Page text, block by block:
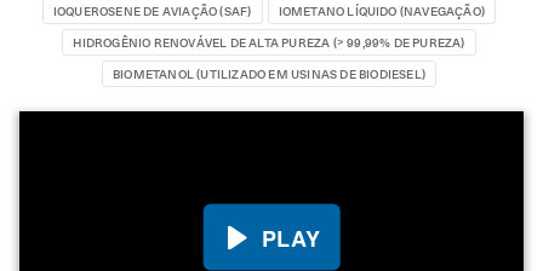
IOQUEROSENE DE AVIAÇÃO (SAF)
IOMETANO LÍQUIDO (NAVEGAÇÃO)
HIDROGÊNIO RENOVÁVEL DE ALTA PUREZA (> 99,99% DE PUREZA)
BIOMETANOL (UTILIZADO EM USINAS DE BIODIESEL)
Play